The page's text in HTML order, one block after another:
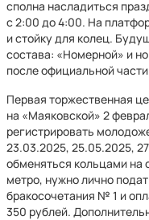
сполна насладиться
с 2:00 до 4:00. На
и стойку для колец.
состава: «Номерной» и
после официальной
Первая торжественная
на «Маяковской» 2
регистрировать
23.03.2025, 25.05.2025,
обменяться кольцами на
метро, нужно лично
бракосочетания № 1 и
350 рублей.